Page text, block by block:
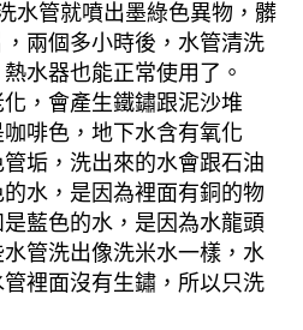
水管就噴出墨綠色異物，髒
兩個多小時後，水管清洗
水器也能正常使用了。
，會產生鐵鏽跟泥沙堆
啡色，地下水含有氧化
垢，洗出來的水會跟石油
水，是因為裡面有銅的物
藍色的水，是因為水龍頭
管洗出像洗米水一樣，水
裡面沒有生鏽，所以只洗